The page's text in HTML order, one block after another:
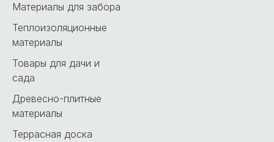
Материалы для забора
Теплоизоляционные
материалы
Товары для дачи и
сада
Древесно-плитные
материалы
Террасная доска